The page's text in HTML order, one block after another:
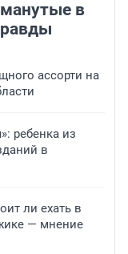
в
ассорти на
ребенка из
в
ли ехать в
— мнение